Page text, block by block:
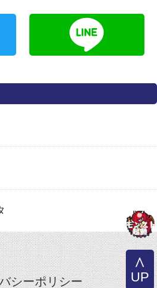
シーポリシー UP